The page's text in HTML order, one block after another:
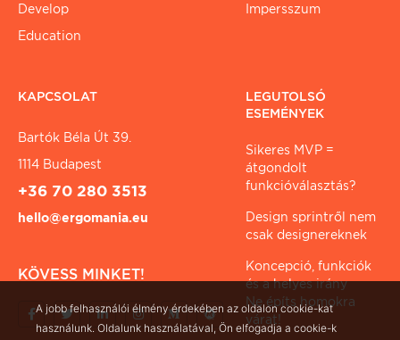
Develop
Education
Impersszum
KAPCSOLAT
Bartók Béla Út 39.
1114 Budapest
+36 70 280 3513
hello@ergomania.eu
KÖVESS MINKET!
LEGUTOLSÓ
ESEMÉNYEK
Sikeres MVP =
átgondolt
funkcióválasztás?
Design sprintről nem
csak designereknek
Koncepció, funkciók
és a helyes irány
Ne építs homokra
várat!
A jobb felhasználói élmény érdekében az oldalon cookie-kat
használunk. Oldalunk használatával, Ön elfogadja a cookie-k